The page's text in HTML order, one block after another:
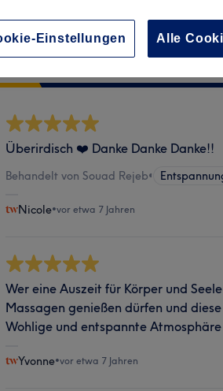
Ambiente
Sauberkeit
Überirdisch ❤️ Danke Danke Danke!!
Behandelt von Souad Rejeb•
Nicole•vor etwa 7 Jahren
Wer eine Auszeit für Körper und
Massagen genießen dürfen und
Wohlige und entspannte
Yvonne•vor etwa 7 Jahren
Einstellungen Alle